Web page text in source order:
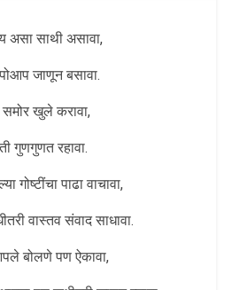
असा साथी असावा,
जाणून बसावा.
खुले करावा,
गुणगुणत रहावा.
गोष्टींचा पाढा वाचावा,
वास्तव संवाद साधावा.
बोलणे पण ऐकावा,